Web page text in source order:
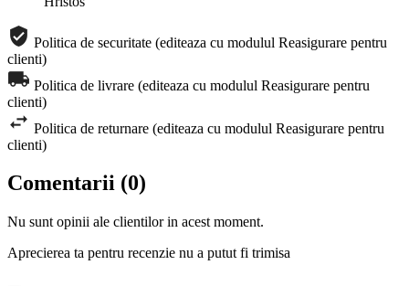
Politica de securitate (editeaza cu modulul Reasigurare pentru
clienti)
Politica de livrare (editeaza cu modulul Reasigurare pentru
clienti)
Politica de returnare (editeaza cu modulul Reasigurare pentru
clienti)
Comentarii (0)
Nu sunt opinii ale clientilor in acest moment.
Aprecierea ta pentru recenzie nu a putut fi trimisa